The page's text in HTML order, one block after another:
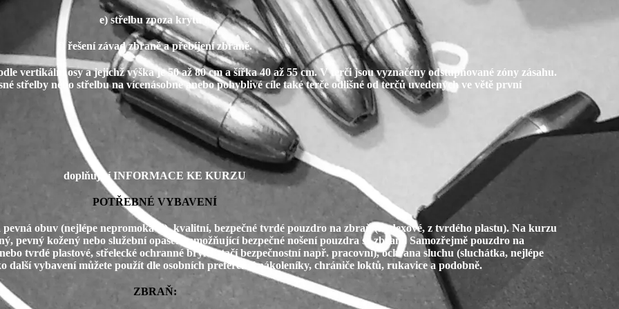
e) střelbu zpoza krytu a
f) řešení závad zbraně a přebíjení zbraně.
vertikální osy a jejichž výška je 50 až 80 cm a šířka 40 až 55 cm. V terči jsou vyznačeny odstupňované zóny zásahu.
střelby nebo střelbu na vícenásobné anebo pohyblivé cíle také terče odlišné od terčů uvedených ve větě první
doplňující INFORMACE KE KURZU
POTŘEBNÉ VYBAVENÍ
obuv (nejlépe nepromokavé), kvalitní, bezpečné tvrdé pouzdro na zbraň (kydexové, z tvrdého plastu). Na kurzu
pevný kožený nebo služební opasek, umožňující bezpečné nošení pouzdra se zbraní. Samozřejmě pouzdro na
tvrdé plastové, střelecké ochranné brýle (stačí bezpečnostní např. pracovní), ochrana sluchu (sluchátka, nejlépe
vybavení můžete použít dle osobních preferencí nákoleníky, chrániče loktů, rukavice a podobně.
ZBRAŇ: